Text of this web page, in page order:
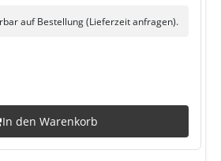
auf Bestellung (Lieferzeit anfragen).
In den Warenkorb